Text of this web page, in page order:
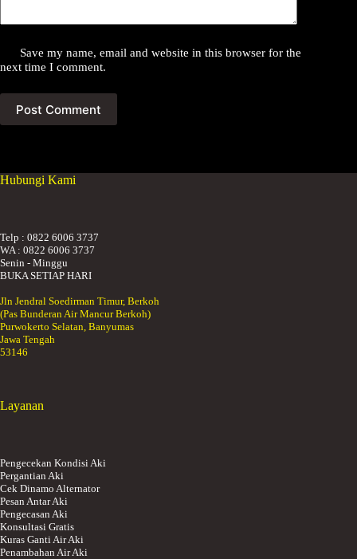
Save my name, email and website in this browser for the
next time I comment.
Post Comment
Hubungi Kami
Telp : 0822 6006 3737
WA : 0822 6006 3737
Senin - Minggu
BUKA SETIAP HARI
Jln Jendral Soedirman Timur, Berkoh
(Pas Bunderan Air Mancur Berkoh)
Purwokerto Selatan, Banyumas
Jawa Tengah
53146
Layanan
Pengecekan Kondisi Aki
Pergantian Aki
Cek Dinamo Alternator
Pesan Antar Aki
Pengecasan Aki
Konsultasi Gratis
Kuras Ganti Air Aki
Penambahan Air Aki